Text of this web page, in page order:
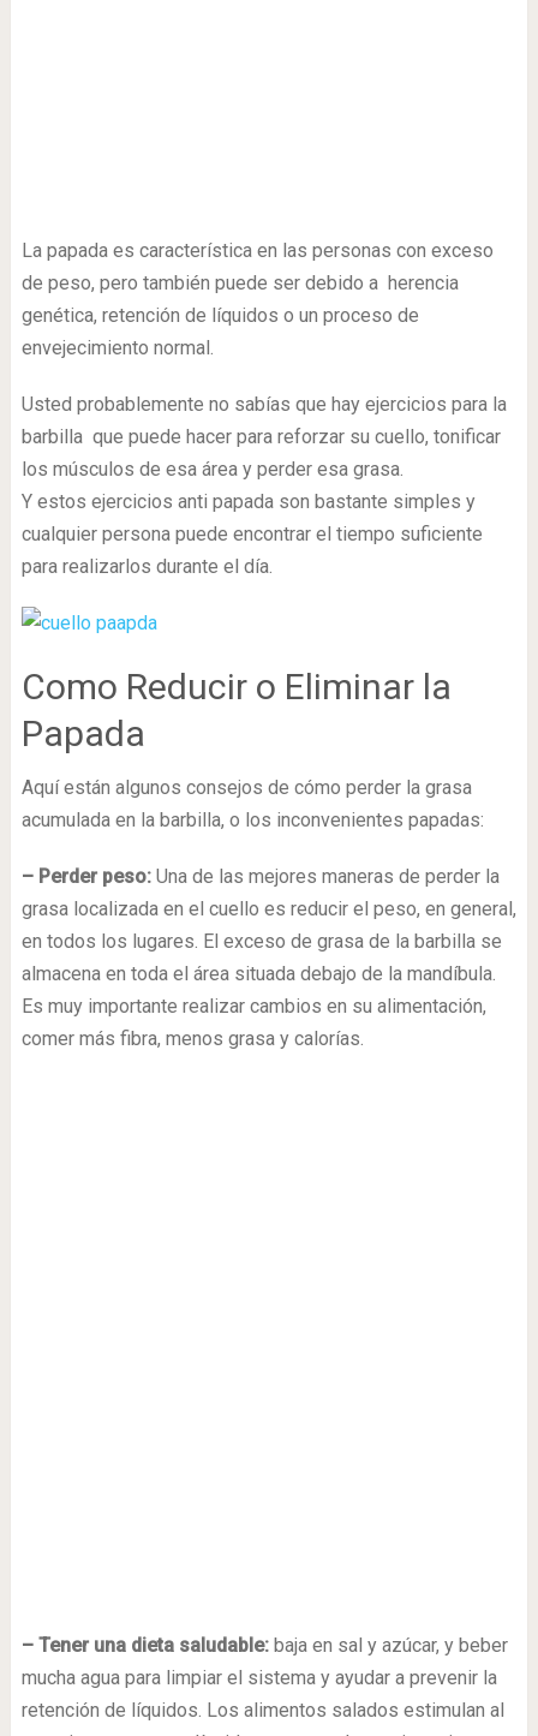
La papada es característica en las personas con exceso
de peso, pero también puede ser debido a herencia
genética, retención de líquidos o un proceso de
envejecimiento normal.
Usted probablemente no sabías que hay ejercicios para la
barbilla que puede hacer para reforzar su cuello, tonificar
los músculos de esa área y perder esa grasa.
Y estos ejercicios anti papada son bastante simples y
cualquier persona puede encontrar el tiempo suficiente
para realizarlos durante el día.
Como Reducir o Eliminar la
Papada
Aquí están algunos consejos de cómo perder la grasa
acumulada en la barbilla, o los inconvenientes papadas:
– Perder peso:Una de las mejores maneras de perder la
grasa localizada en el cuello es reducir el peso, en general,
en todos los lugares. El exceso de grasa de la barbilla se
almacena en toda el área situada debajo de la mandíbula.
Es muy importante realizar cambios en su alimentación,
comer más fibra, menos grasa y calorías.
– Tener una dieta saludable: baja en sal y azúcar, y beber
mucha agua para limpiar el sistema y ayudar a prevenir la
retención de líquidos. Los alimentos salados estimulan al